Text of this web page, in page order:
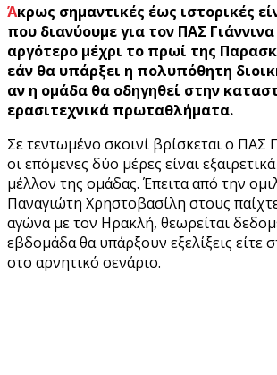
Άκρως σημαντικές έως ιστορικές είναι οι μέρες
που διανύουμε για τον ΠΑΣ
αργότερο μέχρι το πρωί της
εάν θα υπάρξει η πολυπόθητη
αν η ομάδα θα οδηγηθεί στην
ερασιτεχνικά πρωταθλήματα.
Σε τεντωμένο σκοινί βρίσκεται ο ΠΑΣ
οι επόμενες δύο μέρες είναι
μέλλον της ομάδας. Έπειτα από την
Παναγιώτη Χρηστοβασίλη στους
αγώνα με τον Ηρακλή, θεωρείται
εβδομάδα θα υπάρξουν εξελίξεις είτε
στο αρνητικό σενάριο.